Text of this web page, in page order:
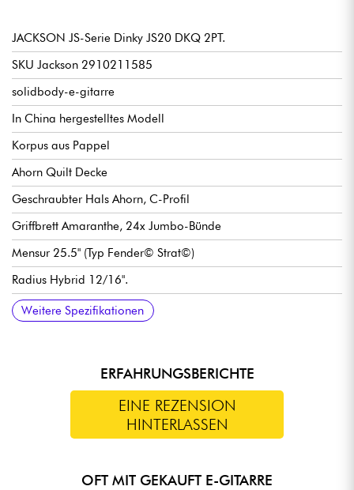
JACKSON JS-Serie Dinky JS20 DKQ 2PT.
SKU Jackson 2910211585
solidbody-e-gitarre
In China hergestelltes Modell
Korpus aus Pappel
Ahorn Quilt Decke
Geschraubter Hals Ahorn, C-Profil
Griffbrett Amaranthe, 24x Jumbo-Bünde
Mensur 25.5" (Typ Fender© Strat©)
Radius Hybrid 12/16".
Hals- bis Sattelbreite 42.86 mm
Jackson High-Output Humbucking humbucker-tonabnehmer
set.
Volumen
Tone
3-fach tonabnehmerwahlschalter
Traditioneller Jackson2-Point Fulcrum Tremolo Steg / Vibrato
Jackson stimmmechaniken gekapselte Mechaniken
Hochglanz Korpus Finish
Satin Hals Finish
Weitere Spezifikationen
ERFAHRUNGSBERICHTE
EINE REZENSION
HINTERLASSEN
OFT MIT GEKAUFT E-GITARRE